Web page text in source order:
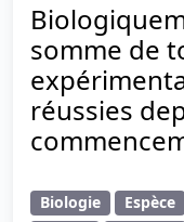
somme de
réussies
Biologie Espèce